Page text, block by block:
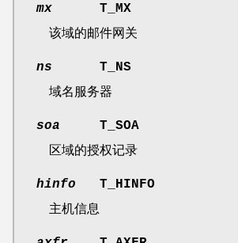
mx
T_MX
该域的邮件网关
ns
T_NS
域名服务器
soa
T_SOA
区域的授权记录
hinfo
T_HINFO
主机信息